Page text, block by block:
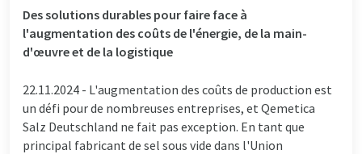
Des solutions durables pour faire face à
l'augmentation des coûts de l'énergie, de la main-
d'œuvre et de la logistique
22.11.2024 - L'augmentation des coûts de production est
un défi pour de nombreuses entreprises, et Qemetica
Salz Deutschland ne fait pas exception. En tant que
principal fabricant de sel sous vide dans l'Union